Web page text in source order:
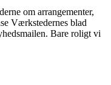
om arrangementer,
Værkstedernes blad
Bare roligt vi